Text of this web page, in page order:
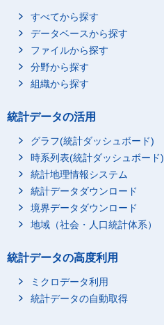
すべてから探す
データベースから探す
ファイルから探す
分野から探す
組織から探す
統計データの活用
グラフ(統計ダッシュボード)
時系列表(統計ダッシュボード)
統計地理情報システム
統計データダウンロード
境界データダウンロード
地域（社会・人口統計体系）
統計データの高度利用
ミクロデータ利用
統計データの自動取得